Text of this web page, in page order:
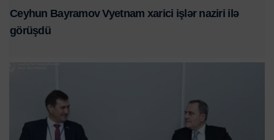
Ceyhun Bayramov Vyetnam xarici işlər naziri ilə
görüşdü